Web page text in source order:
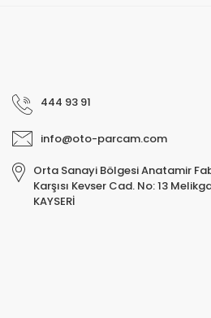
444 93 91
info@oto-parcam.com
Orta Sanayi Bölgesi Anatamir
Karşısı Kevser Cad. No: 13
KAYSERİ